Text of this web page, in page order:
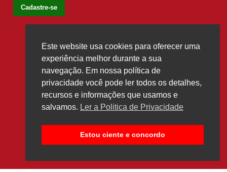
Siga-nos
Este website usa cookies para oferecer uma
experiência melhor durante a sua
navegação. Em nossa política de
privacidade você pode ler todos os detalhes,
recursos e informações que usamos e
salvamos. Ler a Politica de Privacidade
Estou ciente e concordo